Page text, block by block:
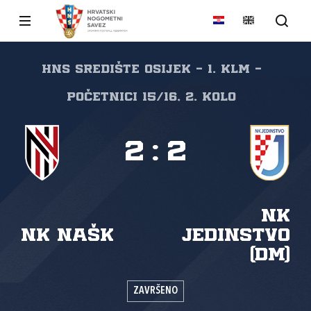
HNS Središte Osijek - 1. KLM -
Početnici 15/16, 2. kolo
NK NAŠK
NK
Jedinstvo
(DM)
2 : 2
ZAVRŠENO